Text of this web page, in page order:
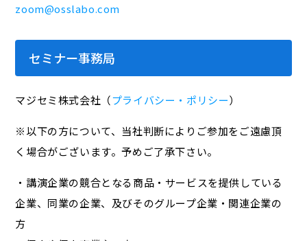
zoom@osslabo.com
セミナー事務局
マジセミ株式会社（プライバシー・ポリシー）
※以下の方について、当社判断によりご参加をご遠慮頂
く場合がございます。予めご了承下さい。
・講演企業の競合となる商品・サービスを提供している
企業、同業の企業、及びそのグループ企業・関連企業の
方